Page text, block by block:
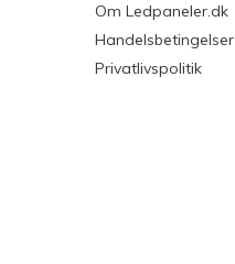
Om Ledpaneler.dk
Handelsbetingelser
Privatlivspolitik